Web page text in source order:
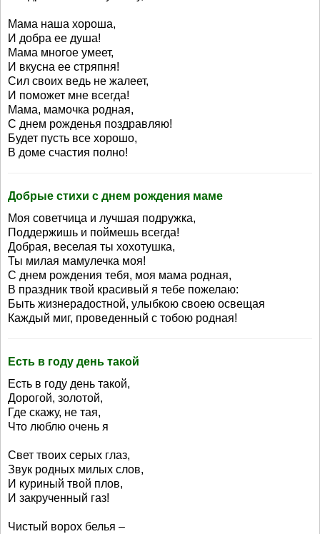
Мама наша хороша,
И добра ее душа!
Мама многое умеет,
И вкусна ее стряпня!
Сил своих ведь не жалеет,
И поможет мне всегда!
Мама, мамочка родная,
С днем рожденья поздравляю!
Будет пусть все хорошо,
В доме счастия полно!
Добрые стихи с днем рождения маме
Моя советчица и лучшая подружка,
Поддержишь и поймешь всегда!
Добрая, веселая ты хохотушка,
Ты милая мамулечка моя!
С днем рождения тебя, моя мама родная,
В праздник твой красивый я тебе пожелаю:
Быть жизнерадостной, улыбкою своею освещая
Каждый миг, проведенный с тобою родная!
Есть в году день такой
Есть в году день такой,
Дорогой, золотой,
Где скажу, не тая,
Что люблю очень я
Свет твоих серых глаз,
Звук родных милых слов,
И куриный твой плов,
И закрученный газ!
Чистый ворох белья –